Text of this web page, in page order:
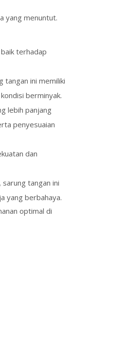
yang menuntut.
terhadap
tangan ini memiliki
berminyak.
lebih panjang
penyesuaian
dan
tangan ini
yang berbahaya.
optimal di